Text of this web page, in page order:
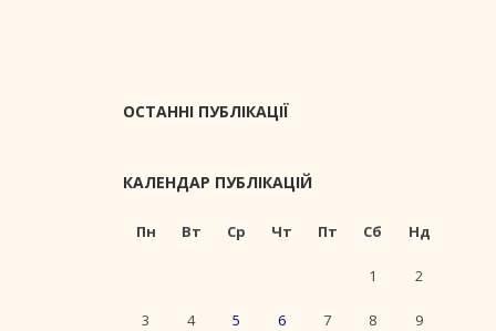
ОСТАННІ ПУБЛІКАЦІЇ
КАЛЕНДАР ПУБЛІКАЦІЙ
Пн Вт Ср Чт Пт Сб Нд
1 2
3 4 5 6 7 8 9